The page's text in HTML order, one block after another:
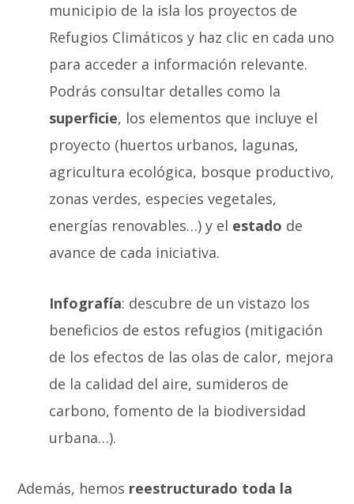
municipio de la isla los proyectos de
Refugios Climáticos y haz clic en cada uno
para acceder a información relevante.
Podrás consultar detalles como la
superficie, los elementos que incluye el
proyecto (huertos urbanos, lagunas,
agricultura ecológica, bosque productivo,
zonas verdes, especies vegetales,
energías renovables…) y el estado de
avance de cada iniciativa.
Infografía: descubre de un vistazo los
beneficios de estos refugios (mitigación
de los efectos de las olas de calor, mejora
de la calidad del aire, sumideros de
carbono, fomento de la biodiversidad
urbana…).
Además, hemos reestructurado toda la